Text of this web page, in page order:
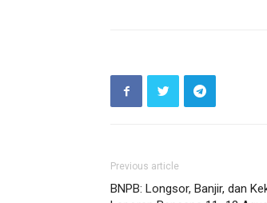
Previous article
BNPB: Longsor, Banjir, dan